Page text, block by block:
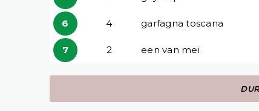
6 4 garfagna toscana
7 2 een van mei